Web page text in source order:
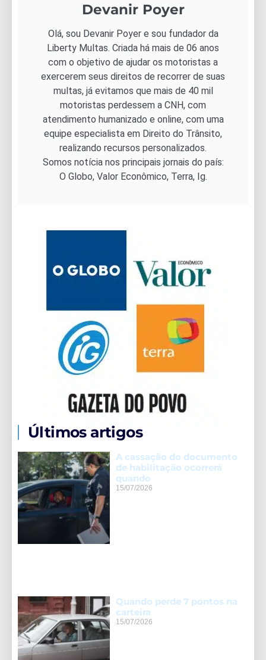
Devanir Poyer
Olá, sou Devanir Poyer e sou fundador da
Liberty Multas. Criada há mais de 06 anos
com o objetivo de ajudar os motoristas a
exercerem seus direitos de recorrer de suas
multas, já evitamos que mais de 40 mil
motoristas perdessem a CNH, com
atendimento humanizado e online, com uma
equipe especialista em Direito do Trânsito,
realizando recursos personalizados.
Somos notícia nos principais jornais do país:
O Globo, Valor Econômico, Terra, Ig.
Últimos artigos
A cassação do documento
de habilitação ocorrerá
quando
15/07/2026
Quando perde 7 pontos na
carteira
15/07/2026